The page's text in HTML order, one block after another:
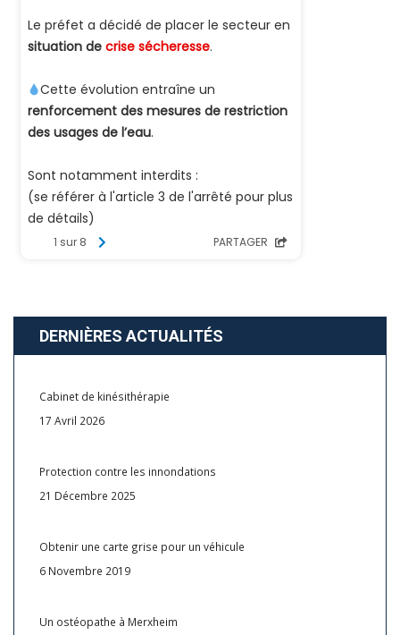
DERNIÈRES ACTUALITÉS
Cabinet de kinésithérapie
17 Avril 2026
Protection contre les innondations
21 Décembre 2025
Obtenir une carte grise pour un véhicule
6 Novembre 2019
Un ostéopathe à Merxheim